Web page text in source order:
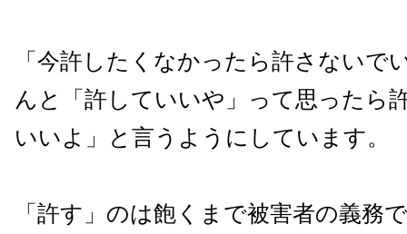
「今許したくなかったら許さないで
んと「許していいや」って思ったら
いいよ」と言うようにしています。
「許す」のは飽くまで被害者の義務